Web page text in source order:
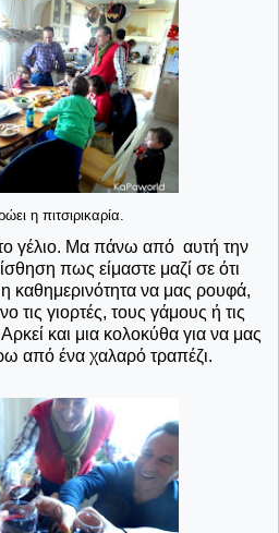
η πιτσιρικαρία.
γέλιο. Μα πάνω από αυτή την
πως είμαστε μαζί σε ότι
καθημερινότητα να μας ρουφά,
τις γιορτές, τους γάμους ή τις
και μια κολοκύθα για να μας
από ένα χαλαρό τραπέζι.